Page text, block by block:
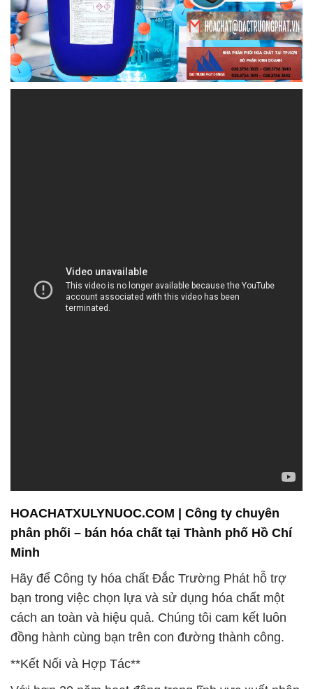
HOACHATXULYNUOC.COM | Công ty chuyên
phân phối – bán hóa chất tại Thành phố Hồ Chí
Minh
Hãy để Công ty hóa chất Đắc Trường Phát hỗ trợ
bạn trong việc chọn lựa và sử dụng hóa chất một
cách an toàn và hiệu quả. Chúng tôi cam kết luôn
đồng hành cùng bạn trên con đường thành công.
**Kết Nối và Hợp Tác**